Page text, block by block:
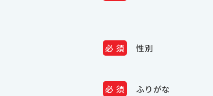
性別
ふりがな